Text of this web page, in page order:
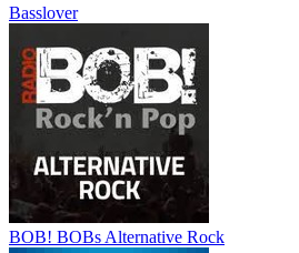
Basslover
BOB! BOBs Alternative Rock